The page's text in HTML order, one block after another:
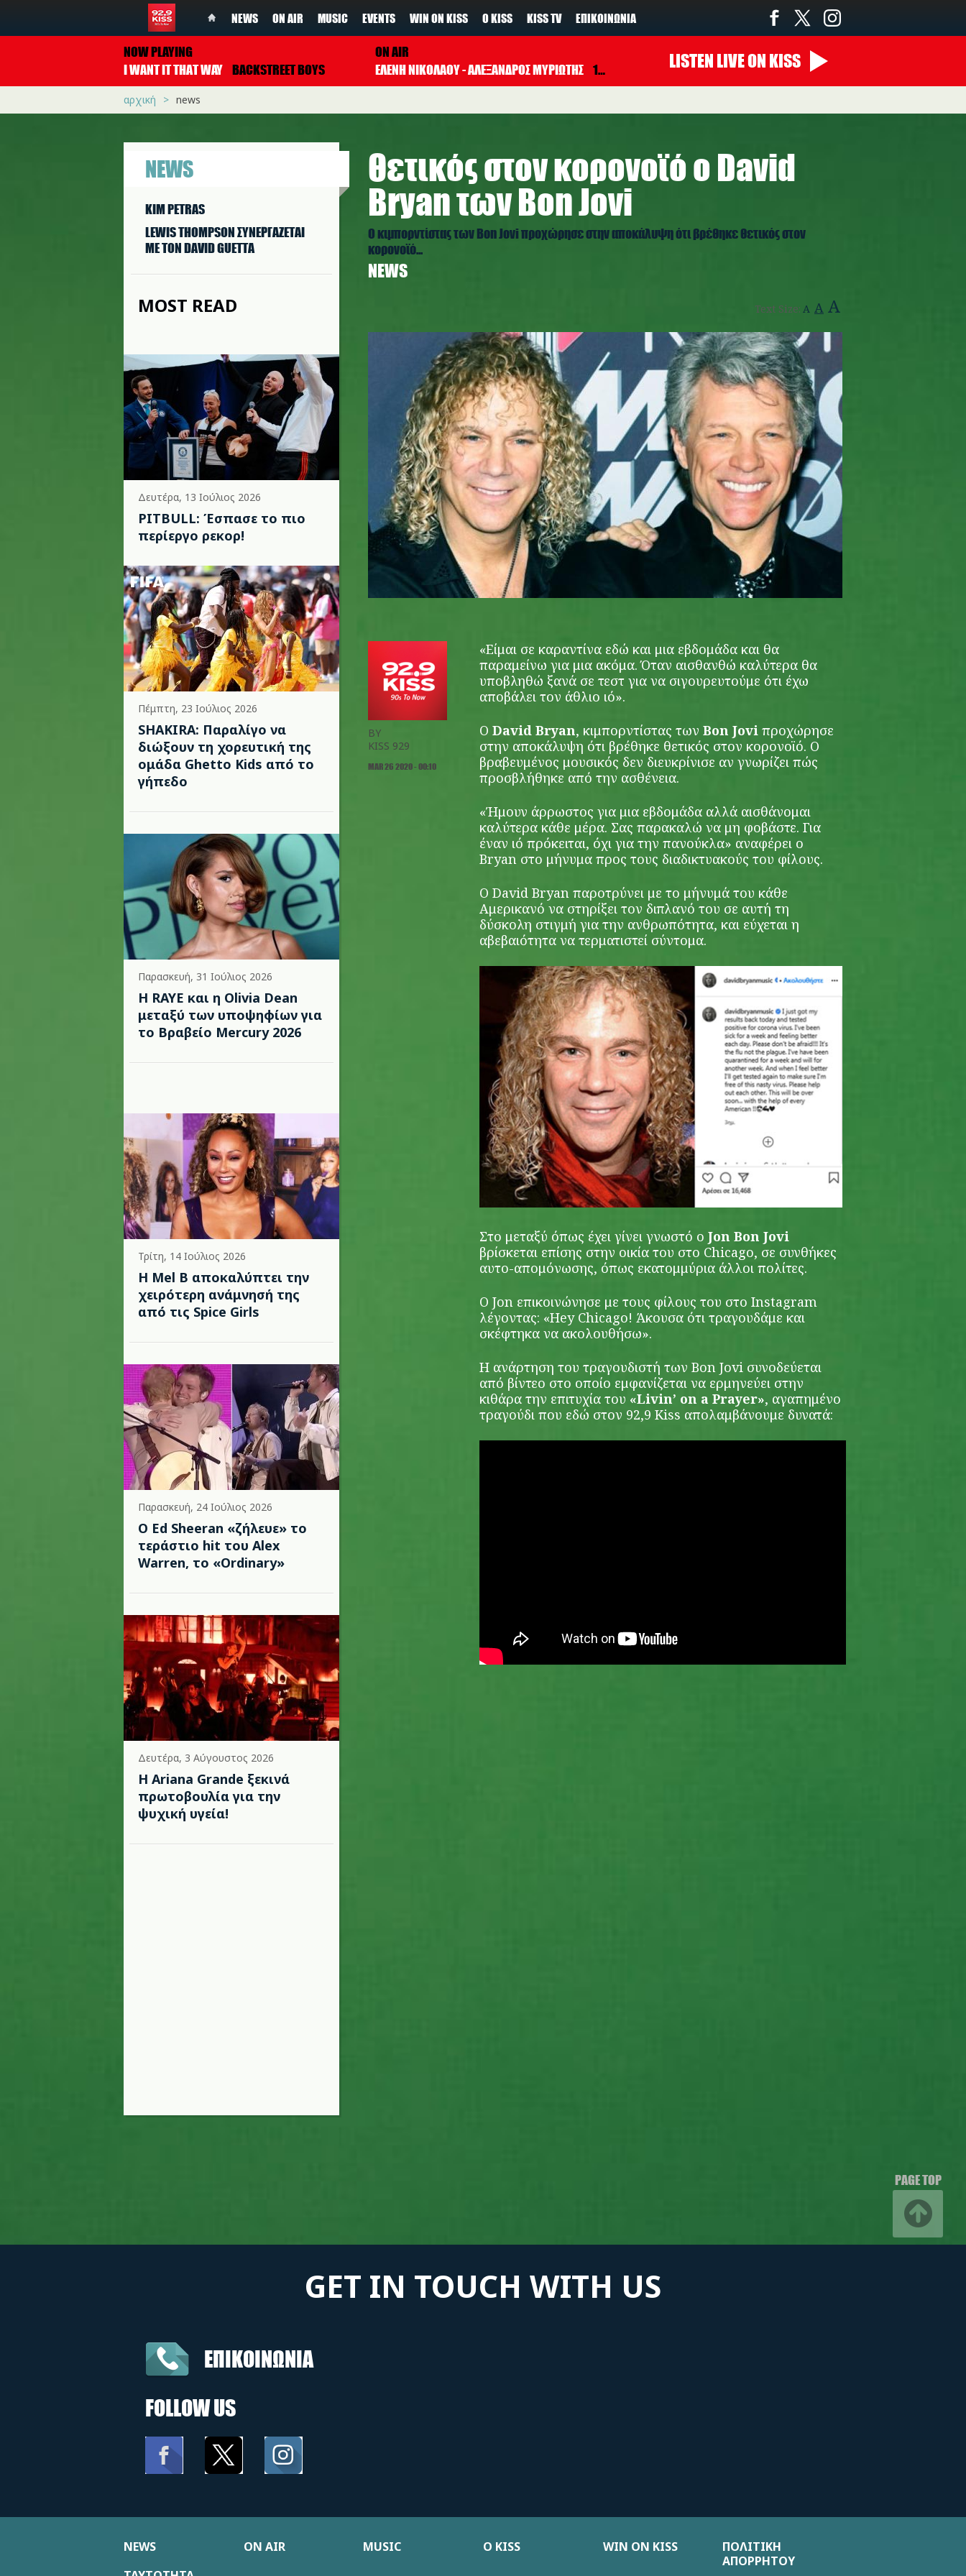
NEWS ON AIR MUSIC EVENTS WIN ON KISS Ο KISS KISS TV ΕΠΙΚΟΙΝΩΝΊΑ
NOW PLAYING
I WANT IT THAT WAY BACKSTREET BOYS
ON AIR
ΕΛΕΝΗ ΝΙΚΟΛΑΟΥ - ΑΛΕΞΑΝΔΡΟΣ ΜΥΡΙΩΤΗΣ 17:00 - 19:00 LISTEN LIVEON KISS
αρχική news
NEWS
KIM PETRAS
LEWIS THOMPSON ΣΥΝΕΡΓAΖΕΤΑΙ
ΜΕ ΤΟΝ DAVID GUETTA
MOST READ
Δευτέρα, 13 Ιούλιος 2026
PITBULL: Έσπασε το πιο
περίεργο ρεκορ!
Πέμπτη, 23 Ιούλιος 2026
SHAKIRA: Παραλίγο να
διώξουν τη χορευτική της
ομάδα Ghetto Kids από το
γήπεδο
Παρασκευή, 31 Ιούλιος 2026
Η RAYE και η Olivia Dean
μεταξύ των υποψηφίων για
το Βραβείο Mercury 2026
Τρίτη, 14 Ιούλιος 2026
Η Mel B αποκαλύπτει την
χειρότερη ανάμνησή της
από τις Spice Girls
Παρασκευή, 24 Ιούλιος 2026
Ο Ed Sheeran «ζήλευε» το
τεράστιο hit του Alex
Warren, το «Ordinary»
Δευτέρα, 3 Αύγουστος 2026
Η Ariana Grande ξεκινά
πρωτοβουλία για την
ψυχική υγεία!
Θετικός στον κορονοϊό ο David
Bryan των Bon Jovi
Ο κιμπορντίστας των Bon Jovi προχώρησε στην αποκάλυψη ότι βρέθηκε θετικός στον
κορονοϊό...
NEWS
Text Size: A A A
david-bryan-bon-jovi.jpg
BY
KISS 929
MAR 26 2020 - 00:10
«Είμαι σε καραντίνα εδώ και μια εβδομάδα και θα
παραμείνω για μια ακόμα. Όταν αισθανθώ καλύτερα θα
υποβληθώ ξανά σε τεστ για να σιγουρευτούμε ότι έχω
αποβάλει τον άθλιο ιό».
Ο David Bryan, κιμπορντίστας των Bon Jovi προχώρησε
στην αποκάλυψη ότι βρέθηκε θετικός στον κορονοϊό. Ο
βραβευμένος μουσικός δεν διευκρίνισε αν γνωρίζει πώς
προσβλήθηκε από την ασθένεια.
«Ήμουν άρρωστος για μια εβδομάδα αλλά αισθάνομαι
καλύτερα κάθε μέρα. Σας παρακαλώ να μη φοβάστε. Για
έναν ιό πρόκειται, όχι για την πανούκλα» αναφέρει ο
Bryan στο μήνυμα προς τους διαδικτυακούς του φίλους.
Ο David Bryan παροτρύνει με το μήνυμά του κάθε
Αμερικανό να στηρίξει τον διπλανό του σε αυτή τη
δύσκολη στιγμή για την ανθρωπότητα, και εύχεται η
αβεβαιότητα να τερματιστεί σύντομα.
Στο μεταξύ όπως έχει γίνει γνωστό ο Jon Bon Jovi
βρίσκεται επίσης στην οικία του στο Chicago, σε συνθήκες
αυτο-απομόνωσης, όπως εκατομμύρια άλλοι πολίτες.
Ο Jon επικοινώνησε με τους φίλους του στο Instagram
λέγοντας: «Hey Chicago! Άκουσα ότι τραγουδάμε και
σκέφτηκα να ακολουθήσω».
Η ανάρτηση του τραγουδιστή των Bon Jovi συνοδεύεται
από βίντεο στο οποίο εμφανίζεται να ερμηνεύει στην
κιθάρα την επιτυχία του «Livin’ on a Prayer», αγαπημένο
τραγούδι που εδώ στον 92,9 Kiss απολαμβάνουμε δυνατά:
PAGE TOP
GET IN TOUCH WITH US
ΕΠΙΚΟΙΝΩΝΙΑ
FOLLOW US
NEWS ON AIR MUSIC Ο KISS WIN ON KISS
ΠΟΛΙΤΙΚΗ
ΑΠΟΡΡΗΤΟΥ